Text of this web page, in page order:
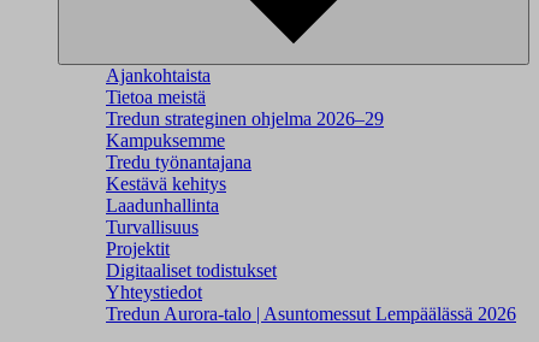
Ajankohtaista
Tietoa meistä
Tredun strateginen ohjelma 2026–29
Kampuksemme
Tredu työnantajana
Kestävä kehitys
Laadunhallinta
Turvallisuus
Projektit
Digitaaliset todistukset
Yhteystiedot
Tredun Aurora-talo | Asuntomessut Lempäälässä 2026